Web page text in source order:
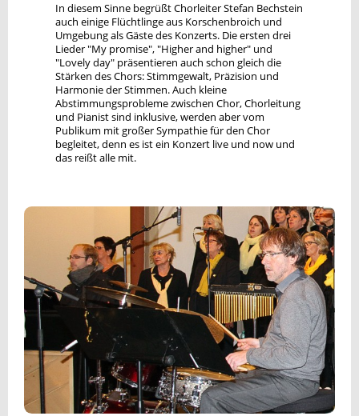
In diesem Sinne begrüßt Chorleiter Stefan Bechstein
auch einige Flüchtlinge aus Korschenbroich und
Umgebung als Gäste des Konzerts. Die ersten drei
Lieder "My promise", "Higher and higher" und
"Lovely day" präsentieren auch schon gleich die
Stärken des Chors: Stimmgewalt, Präzision und
Harmonie der Stimmen. Auch kleine
Abstimmungsprobleme zwischen Chor, Chorleitung
und Pianist sind inklusive, werden aber vom
Publikum mit großer Sympathie für den Chor
begleitet, denn es ist ein Konzert live und now und
das reißt alle mit.